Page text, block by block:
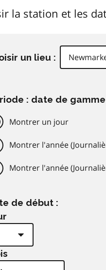
la station et les
un lieu :
: date de gamme
Montrer un jour
Montrer l'année
Montrer l'année
de début :